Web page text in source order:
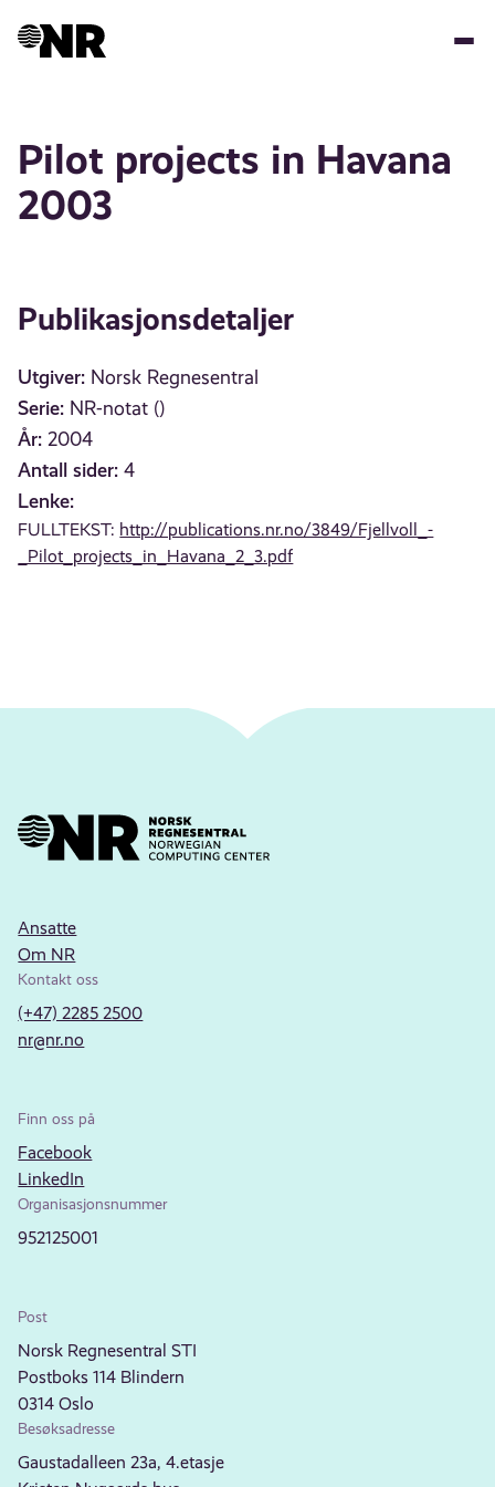
Pilot projects in Havana
2003
Publikasjonsdetaljer
Utgiver: Norsk Regnesentral
Serie: NR-notat ()
År: 2004
Antall sider: 4
Lenke:
FULLTEKST: http://publications.nr.no/3849/Fjellvoll_-
_Pilot_projects_in_Havana_2_3.pdf
Ansatte
Om NR
Kontakt oss
(+47) 2285 2500
nr@nr.no
Finn oss på
Facebook
LinkedIn
Organisasjonsnummer
952125001
Post
Norsk Regnesentral STI
Postboks 114 Blindern
0314 Oslo
Besøksadresse
Gaustadalleen 23a, 4.etasje